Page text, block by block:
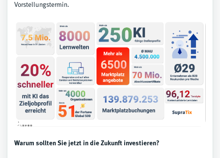
Vorstellungstermin.
Warum sollten Sie jetzt in die Zukunft investieren?